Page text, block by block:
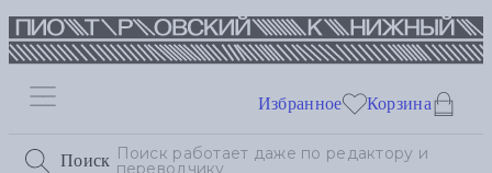
Поиск
Избранное Корзина